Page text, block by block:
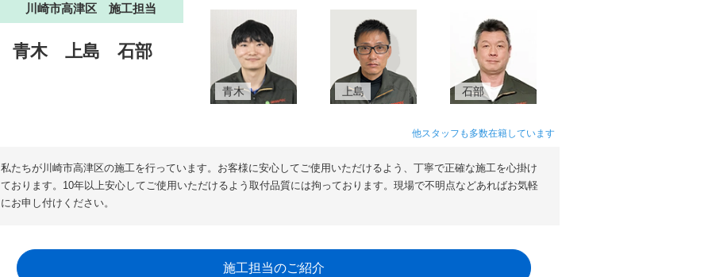
川崎市高津区 施工担当
青木 上島 石部
青木 上島 石部
他スタッフも多数在籍しています
私たちが川崎市高津区の施工を行っています。お客様に安心してご使用いただけるよう、丁寧で正確な施工を心掛け
ております。10年以上安心してご使用いただけるよう取付品質には拘っております。現場で不明点などあればお気軽
にお申し付けください。
施工担当のご紹介